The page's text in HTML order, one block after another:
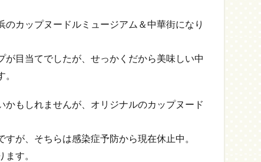
カップヌードルミュージアム＆中華街になり
目当てでしたが、せっかくだから美味しい中
もしれませんが、オリジナルのカップヌード
が、そちらは感染症予防から現在休止中。
す。